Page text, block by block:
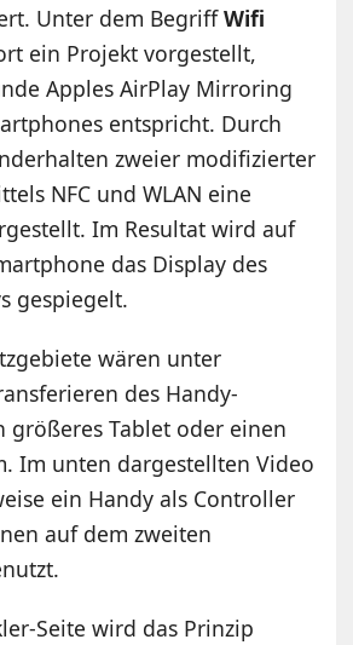
Unter dem BegriffWifi
ein Projekt vorgestellt,
Apples AirPlay Mirroring
entspricht. Durch
zweier modifizierter
NFC und WLAN eine
Im Resultat wird auf
das Display des
gespiegelt.
wären unter
des Handy-
größeres Tablet oder einen
Im unten dargestellten Video
ein Handy als Controller
auf dem zweiten
Seite wird das Prinzip